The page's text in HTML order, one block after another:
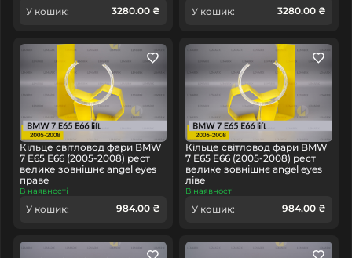
У кошик: 3280.00 ₴ У кошик: 3280.00 ₴
Кільце світловод фари BMW
7 E65 E66 (2005-2008) рест
велике зовнішнє angel eyes
праве
В наявності
У кошик: 984.00 ₴
Кільце світловод фари BMW
7 E65 E66 (2005-2008) рест
велике зовнішнє angel eyes
ліве
В наявності
У кошик: 984.00 ₴